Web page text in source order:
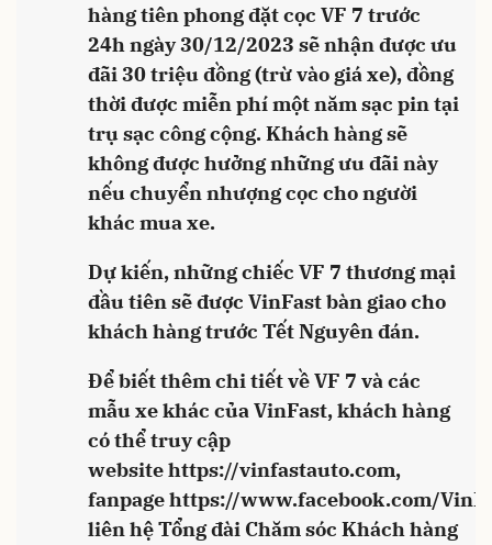
hàng tiên phong đặt cọc VF 7 trước
24h ngày 30/12/2023 sẽ nhận được ưu
đãi 30 triệu đồng (trừ vào giá xe), đồng
thời được miễn phí một năm sạc pin tại
trụ sạc công cộng. Khách hàng sẽ
không được hưởng những ưu đãi này
nếu chuyển nhượng cọc cho người
khác mua xe.
Dự kiến, những chiếc VF 7 thương mại
đầu tiên sẽ được VinFast bàn giao cho
khách hàng trước Tết Nguyên đán.
Để biết thêm chi tiết về VF 7 và các
mẫu xe khác của VinFast, khách hàng
có thể truy cập
websitehttps://vinfastauto.com,
fanpagehttps://www.facebook.com/
liên hệ Tổng đài Chăm sóc Khách hàng